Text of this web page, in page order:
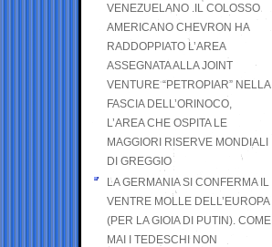
VENEZUELANO .IL COLOSSO
AMERICANO CHEVRON HA
RADDOPPIATO L’AREA
ASSEGNATA ALLA JOINT
VENTURE “PETROPIAR” NELLA
FASCIA DELL’ORINOCO,
L’AREA CHE OSPITA LE
MAGGIORI RISERVE MONDIALI
DI GREGGIO
LA GERMANIA SI CONFERMA IL
VENTRE MOLLE DELL’EUROPA
(PER LA GIOIA DI PUTIN). COME
MAI I TEDESCHI NON